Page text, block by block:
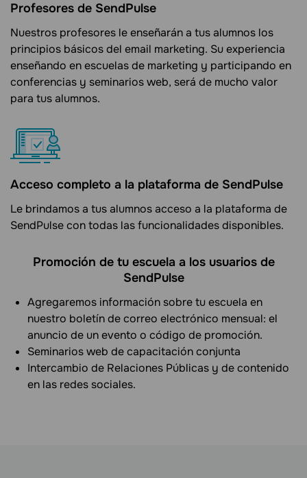
Profesores de SendPulse
Nuestros profesores le enseñarán a tus alumnos los
principios básicos del email marketing. Su experiencia
enseñando en escuelas de marketing y participando en
conferencias y seminarios web, será de mucho valor
para tus alumnos.
Acceso completo a la plataforma de SendPulse
Le brindamos a tus alumnos acceso a la plataforma de
SendPulse con todas las funcionalidades disponibles.
Promoción de tu escuela a los usuarios de
SendPulse
Agregaremos información sobre tu escuela en
nuestro boletín de correo electrónico mensual: el
anuncio de un evento o código de promoción.
Seminarios web de capacitación conjunta
Intercambio de Relaciones Públicas y de contenido
en las redes sociales.